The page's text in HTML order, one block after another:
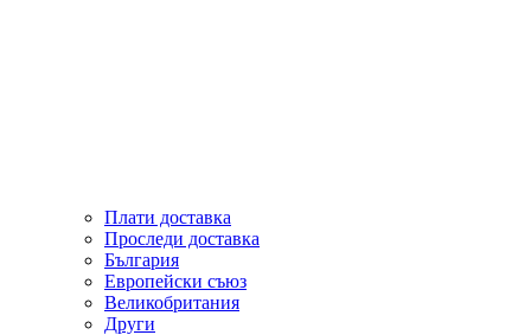
Плати доставка
Проследи доставка
България
Европейски съюз
Великобритания
Други